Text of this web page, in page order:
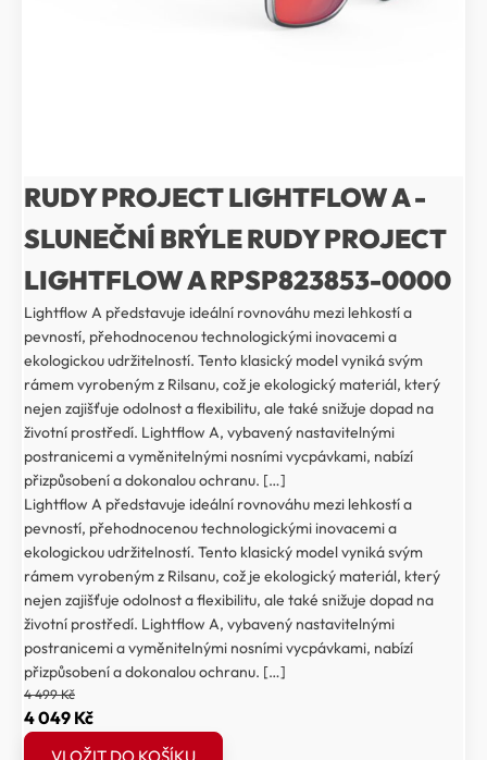
RUDY PROJECT LIGHTFLOW A -
SLUNEČNÍ BRÝLE RUDY PROJECT
LIGHTFLOW A RPSP823853-0000
Lightflow A představuje ideální rovnováhu mezi lehkostí a
pevností, přehodnocenou technologickými inovacemi a
ekologickou udržitelností. Tento klasický model vyniká svým
rámem vyrobeným z Rilsanu, což je ekologický materiál, který
nejen zajišťuje odolnost a flexibilitu, ale také snižuje dopad na
životní prostředí. Lightflow A, vybavený nastavitelnými
postranicemi a vyměnitelnými nosními vycpávkami, nabízí
přizpůsobení a dokonalou ochranu. […]
Lightflow A představuje ideální rovnováhu mezi lehkostí a
pevností, přehodnocenou technologickými inovacemi a
ekologickou udržitelností. Tento klasický model vyniká svým
rámem vyrobeným z Rilsanu, což je ekologický materiál, který
nejen zajišťuje odolnost a flexibilitu, ale také snižuje dopad na
životní prostředí. Lightflow A, vybavený nastavitelnými
postranicemi a vyměnitelnými nosními vycpávkami, nabízí
přizpůsobení a dokonalou ochranu. […]
4 499Kč
Původní
cena
4 049 KčAktuální